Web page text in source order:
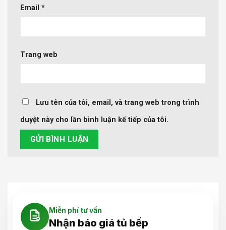
Email *
Trang web
Lưu tên của tôi, email, và trang web trong trình
duyệt này cho lần bình luận kế tiếp của tôi.
Miễn phí tư vấn
Nhận báo giá tủ bếp